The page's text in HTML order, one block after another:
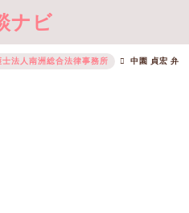
ナビ
士法人南洲総合法律事務所 中園 貞宏 弁